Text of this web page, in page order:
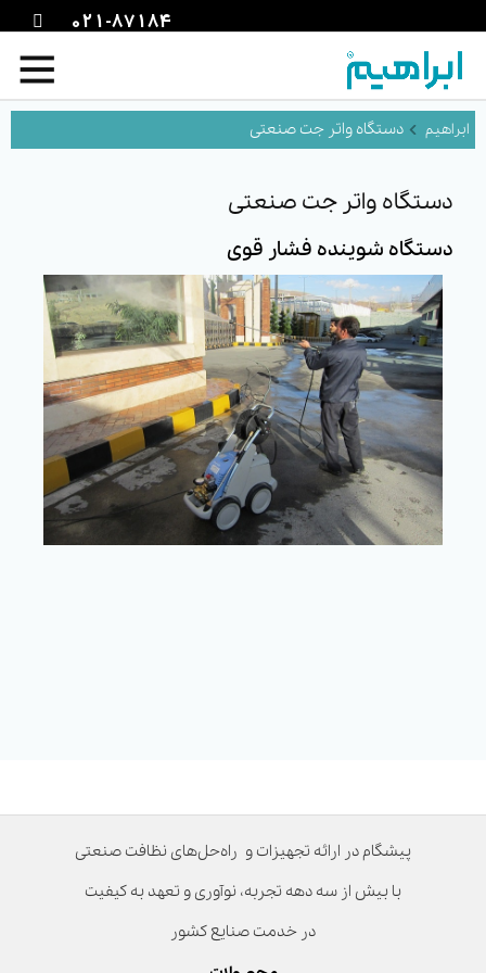
021-87184
دستگاه واتر جت صنعتی
دستگاه واتر جت صنعتی
دستگاه شوینده فشار قوی
پیشگام در ارائه تجهیزات و راه‌حل‌های نظافت صنعتی
با بیش از سه دهه تجربه، نوآوری و تعهد به کیفیت
در خدمت صنایع کشور